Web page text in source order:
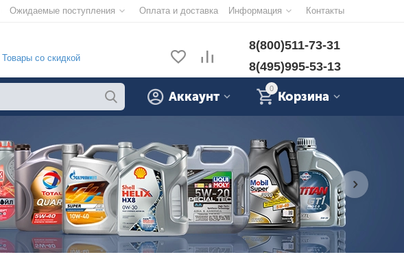
Ожидаемые поступления Оплата и доставка Информация Контакты
Товары со скидкой
8(800)511-73-31
8(495)995-53-13
0
Корзина
Аккаунт